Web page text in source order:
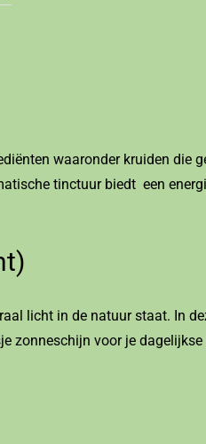
waaronder kruiden die
tinctuur biedt een
licht in de natuur staat. In
zonneschijn voor je dagelijkse